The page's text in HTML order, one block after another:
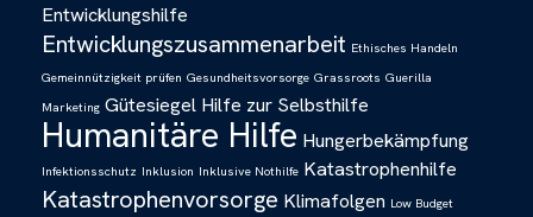
Entwicklungshilfe
Entwicklungszusammenarbeit Ethisches Handeln
Gemeinnützigkeit prüfen Gesundheitsvorsorge Grassroots Guerilla
Marketing Gütesiegel Hilfe zur Selbsthilfe
Humanitäre Hilfe Hungerbekämpfung
Infektionsschutz Inklusion Inklusive Nothilfe Katastrophenhilfe
Katastrophenvorsorge Klimafolgen Low Budget